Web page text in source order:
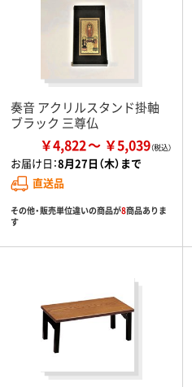
奏音 アクリルスタンド掛軸
ブラック 三尊仏
￥4,822 ￥5,039
お届け日：8月27日（木）まで
直送品
その他・販売単位違いの商品が8商品ありま
す